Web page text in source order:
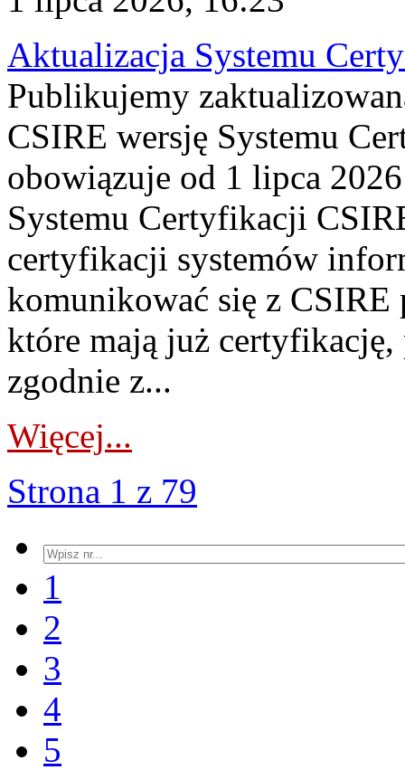
Aktualizacja Systemu
Publikujemy
CSIRE wersję Systemu
obowiązuje od 1 lipca
Systemu Certyfikacji
certyfikacji systemów
komunikować się z
które mają już
zgodnie z...
Więcej...
Strona 1 z 79
1
2
3
4
5